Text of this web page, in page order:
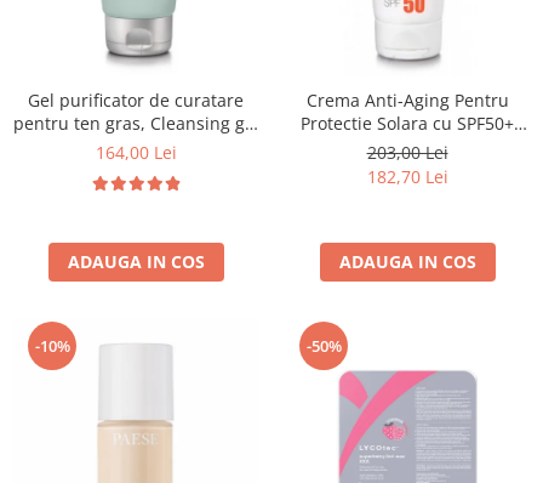
Fard de ochi
Pigmenti minerali
Primer gene
BUZE
Creion de buze
Creioane sprancene
ACCESORII
Palete Contouring
Aur Cosmetic
Gel purificator de curatare
pentru ten gras, Cleansing gel
pure solution - 150ml
164,00 Lei
ADAUGA IN COS
Crema Anti-Aging Pentru
Protectie Solara cu SPF50+
50ml - Anti -Age Sun Cream
SPF50+ - Bruno Vassari
203,00 Lei
182,70 Lei
ADAUGA IN COS
-10% -50%